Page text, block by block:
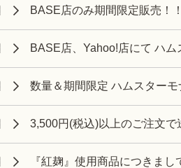
BASE店のみ期間限定販売！
BASE店、Yahoo!店にて ハム
数量＆期間限定 ハムスター
3,500円(税込)以上のご注文で
『紅麹』使用商品につきまし